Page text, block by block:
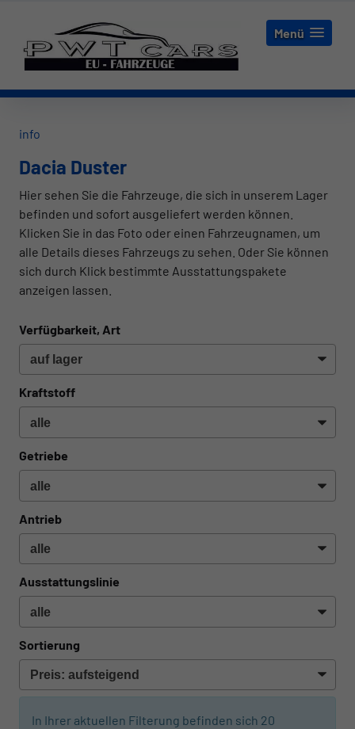
Menü
info
Dacia Duster
Hier sehen Sie die Fahrzeuge, die sich in unserem Lager
befinden und sofort ausgeliefert werden können.
Klicken Sie in das Foto oder einen Fahrzeugnamen, um
alle Details dieses Fahrzeugs zu sehen. Oder Sie können
sich durch Klick bestimmte Ausstattungspakete
anzeigen lassen.
Verfügbarkeit, Art
Kraftstoff
Getriebe
Antrieb
Ausstattungslinie
Sortierung
In Ihrer aktuellen Filterung befinden sich 20